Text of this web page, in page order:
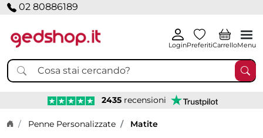
02 80886189
LoginPreferitiCarrelloMenu
2435 recensioni
Home page
Penne Personalizzate Matite